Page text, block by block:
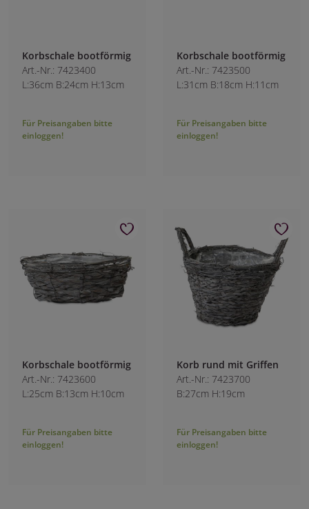
Korbschale bootförmig
Art.-Nr.: 7423400
L:36cm B:24cm H:13cm
Für Preisangaben bitte
einloggen!
Korbschale bootförmig
Art.-Nr.: 7423500
L:31cm B:18cm H:11cm
Für Preisangaben bitte
einloggen!
Korbschale bootförmig
Art.-Nr.: 7423600
L:25cm B:13cm H:10cm
Für Preisangaben bitte
einloggen!
Korb rund mit Griffen
Art.-Nr.: 7423700
B:27cm H:19cm
Für Preisangaben bitte
einloggen!